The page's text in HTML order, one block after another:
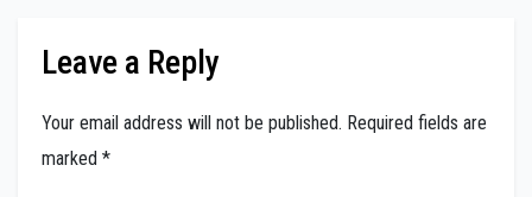
Leave a Reply
Your email address will not be published. Required fields are
marked *